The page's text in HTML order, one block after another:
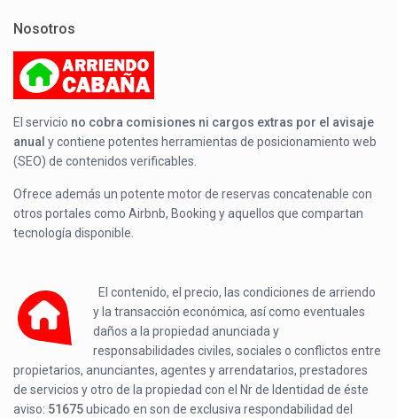
Nosotros
El servicio no cobra comisiones ni cargos extras por el avisaje
anual y contiene potentes herramientas de posicionamiento web
(SEO) de contenidos verificables.
Ofrece además un potente motor de reservas concatenable con
otros portales como Airbnb, Booking y aquellos que compartan
tecnología disponible.
El contenido, el precio, las condiciones de arriendo
y la transacción económica, así como eventuales
daños a la propiedad anunciada y
responsabilidades civiles, sociales o conflictos entre
propietarios, anunciantes, agentes y arrendatarios, prestadores
de servicios y otro de la propiedad con el Nr de Identidad de éste
aviso: 51675ubicado enson de exclusiva respondabilidad del